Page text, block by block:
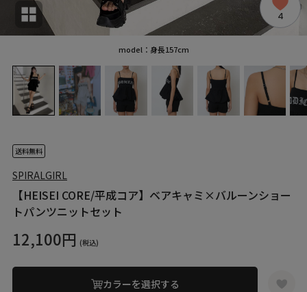
4
model：身長157cm
送料無料
SPIRALGIRL
【HEISEI CORE/平成コア】ベアキャミ×バルーンショー
トパンツニットセット
12,100円 (税込)
カラーを選択する